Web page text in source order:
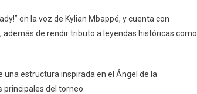
en la voz de Kylian Mbappé, y cuenta con
además de rendir tributo a leyendas históricas como
una estructura inspirada en el Ángel de la
principales del torneo.